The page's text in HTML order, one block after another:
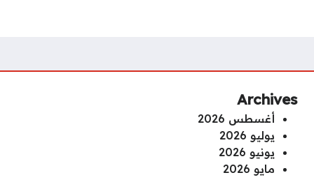
Archives
أغسطس 2026
يوليو 2026
يونيو 2026
مايو 2026